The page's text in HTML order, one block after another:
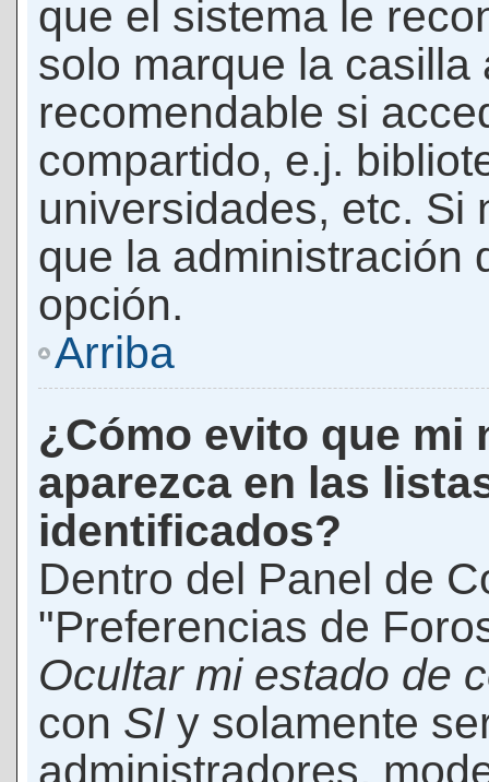
que el sistema le
solo marque la casilla
recomendable si
compartido, e.j.
universidades, etc. Si
que la administración
opción.
Arriba
¿Cómo evito que mi
aparezca en las
identificados?
Dentro del Panel de
"Preferencias de
Ocultar mi estado de
con SI y solamente
administradores,